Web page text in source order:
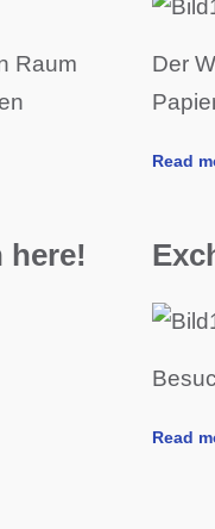
Raum
Der
Read
here!
Read